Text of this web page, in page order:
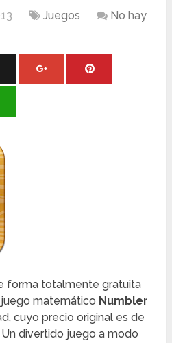
Juegos
No hay
forma totalmente gratuita
matemático Numbler
cuyo precio original es de
divertido juego a modo